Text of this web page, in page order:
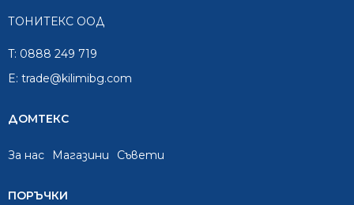
ТОНИТЕКС ООД
T: 0888 249 719
E: trade@kilimibg.com
ДОМТЕКС
За нас Mагазини Съвети
ПОРЪЧКИ